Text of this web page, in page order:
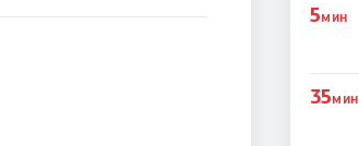
5МИН
35МИН